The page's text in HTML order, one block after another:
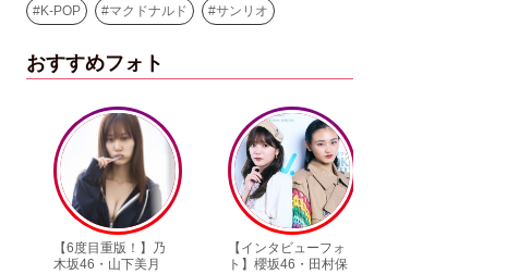
#K-POP #マクドナルド #サンリオ
おすすめフォト
【6度目重版！】乃
木坂46・山下美月
【インタビューフォ
ト】櫻坂46・田村保